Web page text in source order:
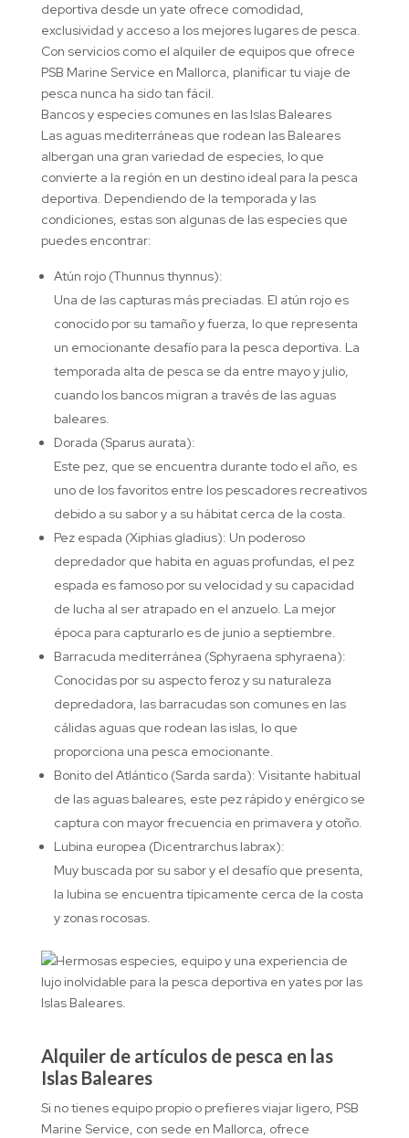
deportiva desde un yate ofrece comodidad,
exclusividad y acceso a los mejores lugares de pesca.
Con servicios como el alquiler de equipos que ofrece
PSB Marine Service en Mallorca, planificar tu viaje de
pesca nunca ha sido tan fácil.
Bancos y especies comunes en las Islas Baleares
Las aguas mediterráneas que rodean las Baleares
albergan una gran variedad de especies, lo que
convierte a la región en un destino ideal para la pesca
deportiva. Dependiendo de la temporada y las
condiciones, estas son algunas de las especies que
puedes encontrar:
Atún rojo (Thunnus thynnus):
Una de las capturas más preciadas. El atún rojo es
conocido por su tamaño y fuerza, lo que representa
un emocionante desafío para la pesca deportiva. La
temporada alta de pesca se da entre mayo y julio,
cuando los bancos migran a través de las aguas
baleares.
Dorada (Sparus aurata):
Este pez, que se encuentra durante todo el año, es
uno de los favoritos entre los pescadores recreativos
debido a su sabor y a su hábitat cerca de la costa.
Pez espada (Xiphias gladius): Un poderoso
depredador que habita en aguas profundas, el pez
espada es famoso por su velocidad y su capacidad
de lucha al ser atrapado en el anzuelo. La mejor
época para capturarlo es de junio a septiembre.
Barracuda mediterránea (Sphyraena sphyraena):
Conocidas por su aspecto feroz y su naturaleza
depredadora, las barracudas son comunes en las
cálidas aguas que rodean las islas, lo que
proporciona una pesca emocionante.
Bonito del Atlántico (Sarda sarda): Visitante habitual
de las aguas baleares, este pez rápido y enérgico se
captura con mayor frecuencia en primavera y otoño.
Lubina europea (Dicentrarchus labrax):
Muy buscada por su sabor y el desafío que presenta,
la lubina se encuentra típicamente cerca de la costa
y zonas rocosas.
Alquiler de artículos de pesca en las
Islas Baleares
Si no tienes equipo propio o prefieres viajar ligero, PSB
Marine Service, con sede en Mallorca, ofrece